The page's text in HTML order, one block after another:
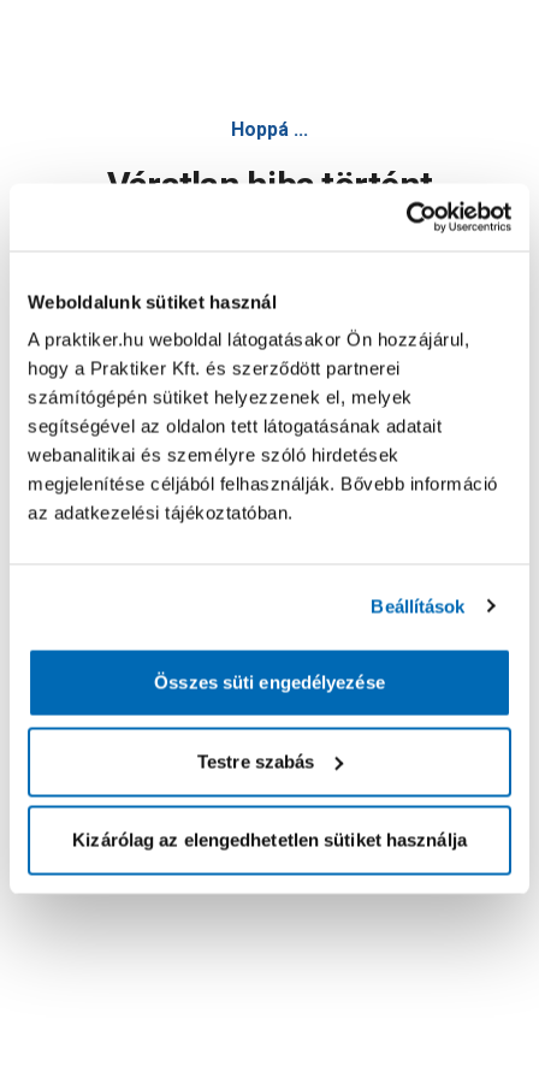
Weboldalunk sütiket használ
A praktiker.hu weboldal látogatásakor Ön hozzájárul,
hogy a Praktiker Kft. és szerződött partnerei
számítógépén sütiket helyezzenek el, melyek
segítségével az oldalon tett látogatásának adatait
webanalitikai és személyre szóló hirdetések
megjelenítése céljából felhasználják. Bővebb információ
az adatkezelési tájékoztatóban.
Beállítások
Összes süti engedélyezése
Testre szabás
Kizárólag az elengedhetetlen sütiket használja
Hoppá ...
Váratlan hiba történt
Oldal újratöltése